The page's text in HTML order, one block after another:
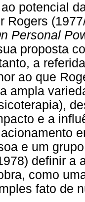
potencial
Rogers
Personal
proposta
a
ao que
ampla
e a
e um
definir a
como
fato de